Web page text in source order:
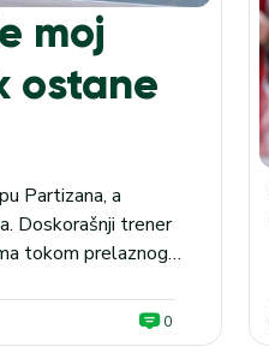
moj
ostane
Partizana, a
Doskorašnji trener
tokom prelaznog
0